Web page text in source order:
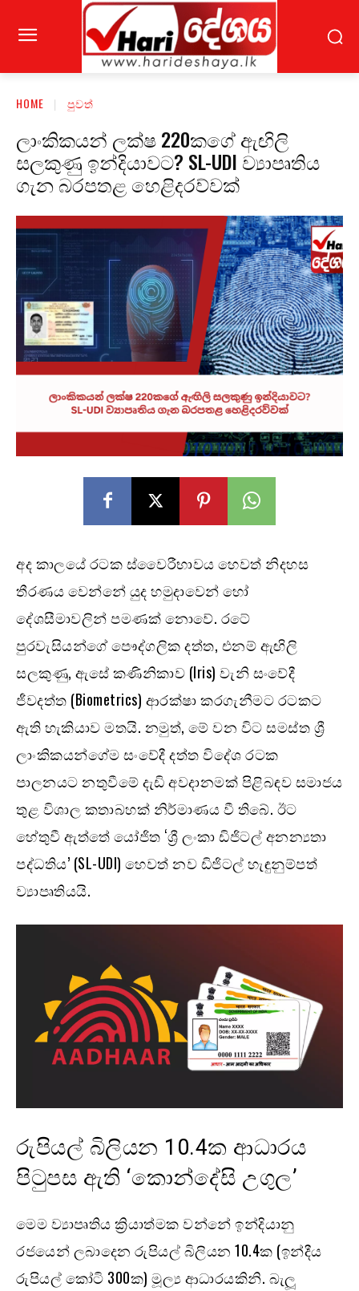
HOME පුවත්
ලාංකිකයන් ලක්ෂ 220කගේ ඇඟිලි
සලකුණු ඉන්දියාවට? SL-UDI ව්‍යාපෘතිය
ගැන බරපතළ හෙළිදරව්වක්
අද කාලයේ රටක ස්වෛරීභාවය හෙවත් නිදහස
තීරණය වෙන්නේ යුද හමුදාවෙන් හෝ
දේශසීමාවලින් පමණක් නොවේ. රටේ
පුරවැසියන්ගේ පෞද්ගලික දත්ත, එනම් ඇඟිලි
සලකුණු, ඇසේ කණිනිකාව (Iris) වැනි සංවේදී
ජීවදත්ත (Biometrics) ආරක්ෂා කරගැනීමට රටකට
ඇති හැකියාව මතයි. නමුත්, මේ වන විට සමස්ත ශ්‍රී
ලාංකිකයන්ගේම සංවේදී දත්ත විදේශ රටක
පාලනයට නතුවීමේ දැඩි අවදානමක් පිළිබඳව සමාජය
තුළ විශාල කතාබහක් නිර්මාණය වී තිබේ. ඊට
හේතුවී ඇත්තේ යෝජිත ‘ශ්‍රී ලංකා ඩිජිටල් අනන්‍යතා
පද්ධතිය’ (SL-UDI) හෙවත් නව ඩිජිටල් හැඳුනුම්පත්
ව්‍යාපෘතියයි.
රුපියල් බිලියන 10.4ක ආධාරය
පිටුපස ඇති ‘කොන්දේසි උගුල’
මෙම ව්‍යාපෘතිය ක්‍රියාත්මක වන්නේ ඉන්දියානු
රජයෙන් ලබාදෙන රුපියල් බිලියන 10.4ක (ඉන්දීය
රුපියල් කෝටි 300ක) මූල්‍ය ආධාරයකිනි. බැලූ